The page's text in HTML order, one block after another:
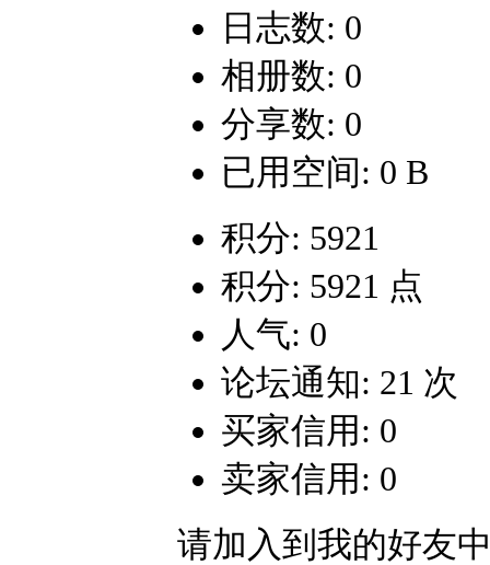
日志数: 0
相册数: 0
分享数: 0
已用空间: 0 B
积分: 5921
积分: 5921 点
人气: 0
论坛通知: 21 次
买家信用: 0
卖家信用: 0
请加入到我的好友